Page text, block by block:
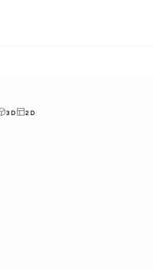
3D 2D